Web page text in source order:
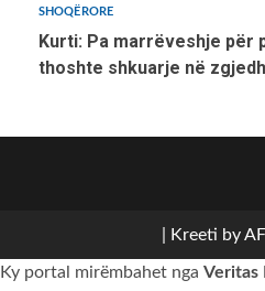
SHOQËRORE
Kurti: Pa marrëveshje për
thoshte shkuarje në
Kreeti by
Ky portal mirëmbahet nga Veritas